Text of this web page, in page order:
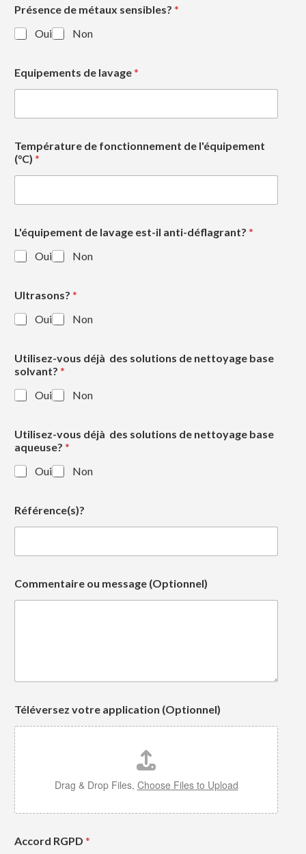
Présence de métaux sensibles? *
Oui
Non
Equipements de lavage*
Température de fonctionnement de l'équipement
(°C) *
L'équipement de lavage est-il anti-déflagrant? *
Oui
Non
Ultrasons? *
Oui
Non
Utilisez-vous déjà des solutions de nettoyage base
solvant? *
Oui
Non
Utilisez-vous déjà des solutions de nettoyage base
aqueuse? *
Oui
Non
Référence(s)?
Commentaire ou message (Optionnel)
Téléversez votre application (Optionnel)
Drag & Drop Files, Choose Files to Upload
Accord RGPD *